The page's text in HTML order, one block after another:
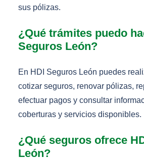
sus pólizas.
¿Qué trámites puedo
Seguros León?
En HDI Seguros León puedes
cotizar seguros, renovar pólizas,
efectuar pagos y consultar
coberturas y servicios disponibles.
¿Qué seguros ofrece
León?